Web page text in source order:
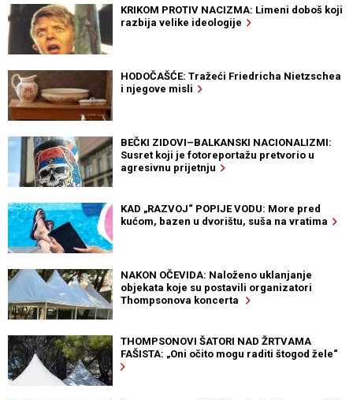
KRIKOM PROTIV NACIZMA: Limeni doboš koji
razbija velike ideologije
HODOČAŠĆE: Tražeći Friedricha Nietzschea
i njegove misli
BEČKI ZIDOVI–BALKANSKI NACIONALIZMI:
Susret koji je fotoreportažu pretvorio u
agresivnu prijetnju
KAD „RAZVOJ“ POPIJE VODU: More pred
kućom, bazen u dvorištu, suša na vratima
NAKON OČEVIDA: Naloženo uklanjanje
objekata koje su postavili organizatori
Thompsonova koncerta
THOMPSONOVI ŠATORI NAD ŽRTVAMA
FAŠISTA: „Oni očito mogu raditi štogod žele“